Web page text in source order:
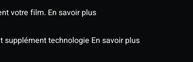
votre film. En savoir plus
supplément technologie En savoir plus